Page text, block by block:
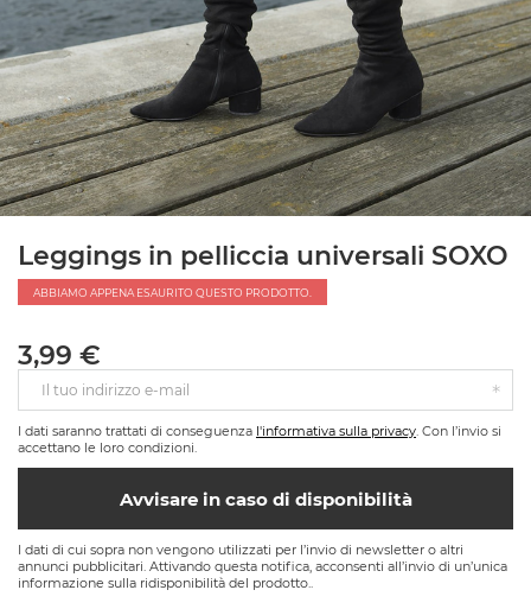
Leggings in pelliccia universali SOXO
ABBIAMO APPENA ESAURITO QUESTO PRODOTTO.
3,99 €
Il tuo indirizzo e-mail
I dati saranno trattati di conseguenza l'informativa sulla privacy. Con l’invio si
accettano le loro condizioni.
Avvisare in caso di disponibilità
I dati di cui sopra non vengono utilizzati per l’invio di newsletter o altri
annunci pubblicitari. Attivando questa notifica, acconsenti all’invio di un’unica
informazione sulla ridisponibilità del prodotto..